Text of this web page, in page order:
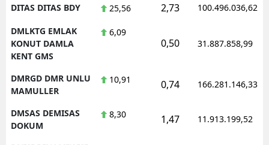
DITAS DITAS BDY 25,56 2,73 100.496.036,62
DMLKTG EMLAK
KONUT DAMLA
KENT GMS
6,09
0,50 31.887.858,99
DMRGD DMR UNLU
MAMULLER
10,91 0,74 166.281.146,33
DMSAS DEMISAS
DOKUM
8,30 1,47 11.913.199,52